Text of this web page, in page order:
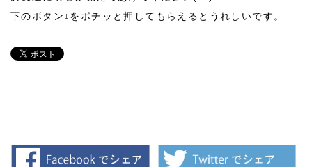
オンライン明野ハーブ農場レッスン2021.7.28(水)
下のボタン↓をポチッと押してもらえるとうれしいです。